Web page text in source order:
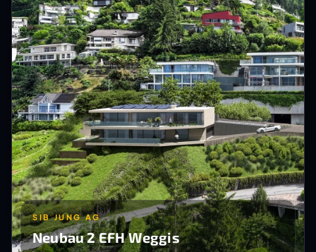
SIB JUNG AG
Neubau 2 EFH Weggis